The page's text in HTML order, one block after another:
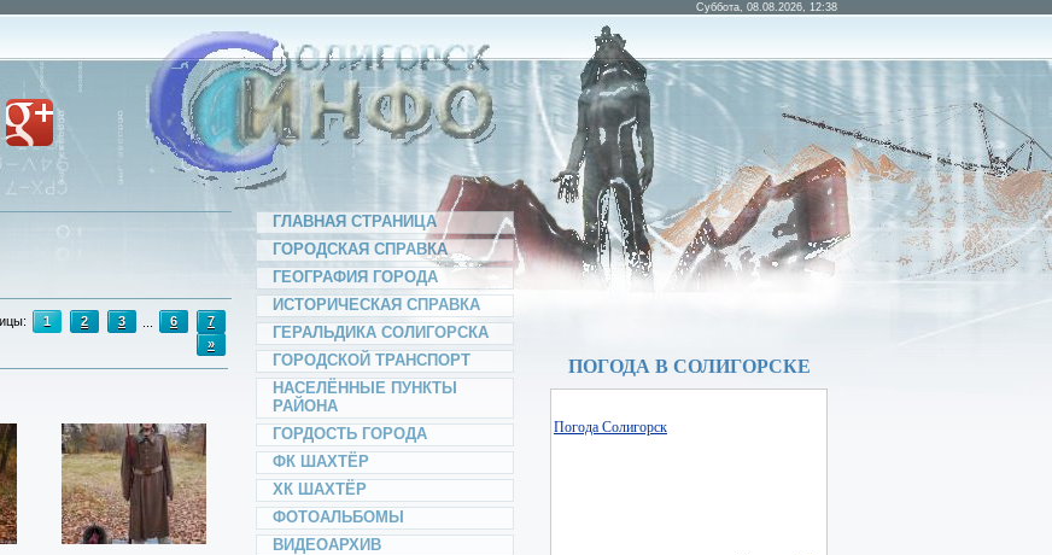
Суббота, 08.08.2026, 12:38
: 1 2 3 6
7
»
ГЛАВНАЯ СТРАНИЦА
ГОРОДСКАЯ СПРАВКА
ГЕОГРАФИЯ ГОРОДА
ИСТОРИЧЕСКАЯ СПРАВКА
ГЕРАЛЬДИКА СОЛИГОРСКА
ГОРОДСКОЙ ТРАНСПОРТ
НАСЕЛЁННЫЕ ПУНКТЫ
РАЙОНА
ГОРДОСТЬ ГОРОДА
ФК ШАХТЁР
ХК ШАХТЁР
ФОТОАЛЬБОМЫ
ВИДЕОАРХИВ
ПОГОДА В СОЛИГОРСКЕ
Погода Солигорск